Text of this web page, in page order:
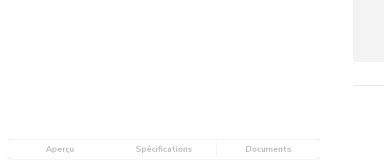
Aperçu Spécifications Documents